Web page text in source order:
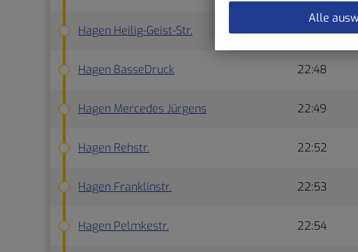
Hagen Heilig-Geist-Str.
Hagen BasseDruck
Hagen Mercedes Jürgens
Hagen Rehstr.
Hagen Franklinstr.
Hagen Pelmkestr.
22:47
22:48
22:49
22:52
22:53
22:54
Alle